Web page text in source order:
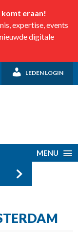
komt eraan!
expertise, events
digitale
LEDEN LOGIN
MENU